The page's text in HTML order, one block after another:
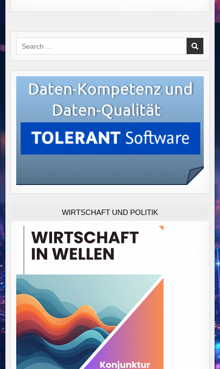
Search
for:
WIRTSCHAFT UND POLITIK